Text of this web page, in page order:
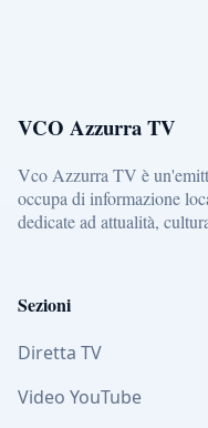
VCO Azzurra TV
Vco Azzurra TV è
occupa di informazione
dedicate ad attualità,
Sezioni
Diretta TV
Video YouTube